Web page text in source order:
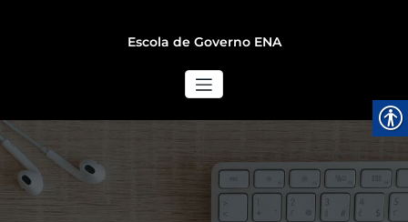
Escola de Governo ENA